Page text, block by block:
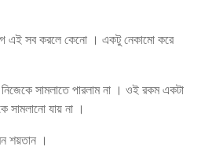
এই সব করলে কেনো । একটু নেকামো করে
সামলাতে পারলাম না । ওই রকম একটা
সামলানো যায় না ।
শয়তান ।